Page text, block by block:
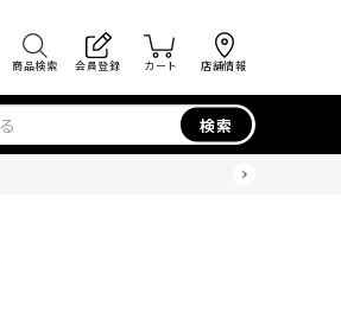
商品検索 会員登録 カート 店舗情報
検索